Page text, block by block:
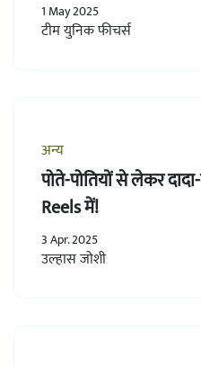
1 May 2025
टीम युनिक फीचर्स
अन्य
पोते-पोतियों से लेकर
Reels में!
3 Apr. 2025
उल्हास जोशी